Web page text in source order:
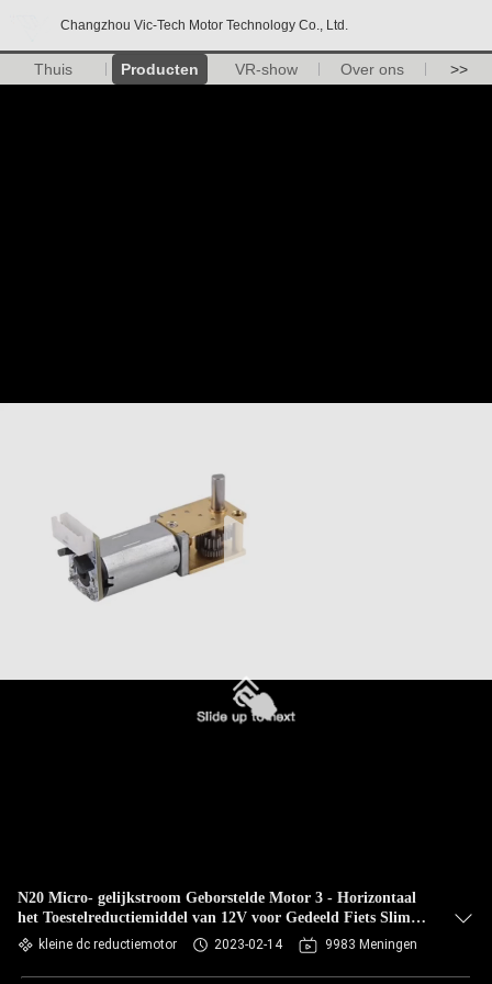
Changzhou Vic-Tech Motor Technology Co., Ltd.
Thuis Producten VR-show Over ons >>
N20 Micro- gelijkstroom Geborstelde Motor 3 - Horizontaal
het Toestelreductiemiddel van 12V voor Gedeeld Fiets Slim
Slotkleine dc reductiemotor 2023-02-14 9983 Meningen